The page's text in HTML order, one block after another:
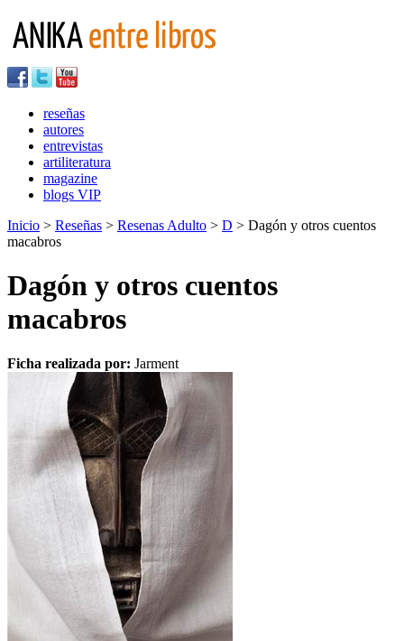
reseñas
autores
entrevistas
artiliteratura
magazine
blogs VIP
Inicio > Reseñas > Resenas Adulto > D > Dagón y otros cuentos
macabros
Dagón y otros cuentos
macabros
Ficha realizada por: Jarment